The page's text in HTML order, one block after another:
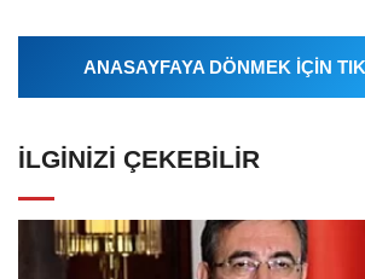
ANASAYFAYA DÖNMEK İÇİN
İLGINIZI ÇEKEBILIR